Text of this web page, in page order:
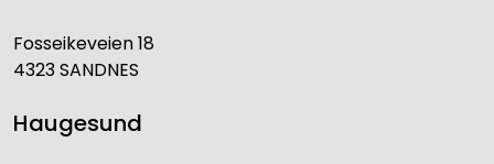
Fosseikeveien 18
4323 SANDNES
Haugesund